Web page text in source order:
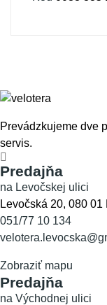
Prevádzkujeme dve
servis.
Predajňa
na Levočskej ulici
Levočská 20, 080 01
051/77 10 134
Zobraziť mapu
Predajňa
na Východnej ulici